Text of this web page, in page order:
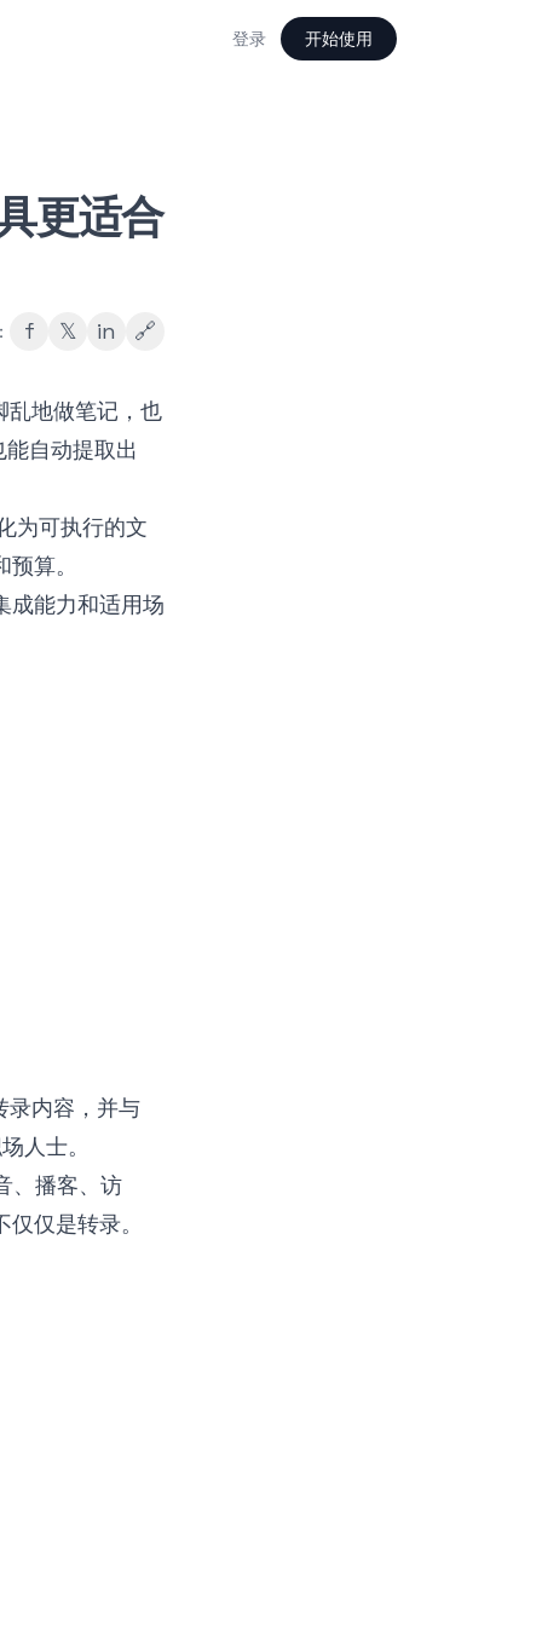
登录 开始使用
更适合
f 𝕏 in 🔗
乱地做笔记，也
自动提取出
为可执行的文
算。
成能力和适用场
录内容，并与
人士。
、播客、访
仅是转录。